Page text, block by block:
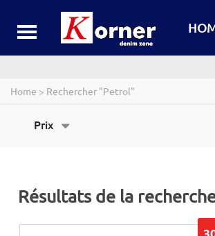
Home > Rechercher "petrol"
Prix
Résultats de la